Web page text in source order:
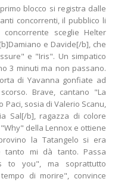
blocco si registra dalle
concorrenti, il pubblico li
sceglie Helter
e Davide[/b], che
e "Iris". Un simpatico
3 minuti ma non passano.
di Yavanna gonfiate ad
Brave, cantano "La
Paci, sosia di Valerio Scanu,
Sal[/b], ragazza di colore
della Lennox e ottiene
la Tatangelo si era
tanto mi dà tanto. Passa
to you", ma soprattutto
di morire", convince